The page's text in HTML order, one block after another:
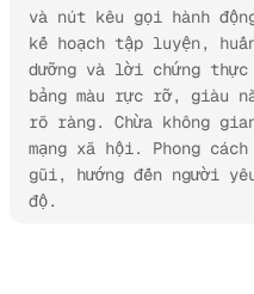
và nút kêu gọi hành
kế hoạch tập luyện,
dưỡng và lời chứng thực
bảng màu rực rỡ, giàu
rõ ràng. Chừa không
mạng xã hội. Phong
gũi, hướng đến người
độ.